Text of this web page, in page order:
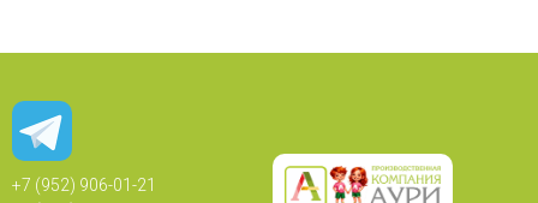
+7 (952) 906-01-21